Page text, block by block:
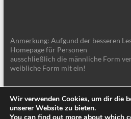
Anmerkung: Aufgund der besseren
Homepage für Personen
ausschließlich die männliche Form
weibliche Form mit ein!
Wir verwenden Cookies, um dir die
unserer Website zu bieten.